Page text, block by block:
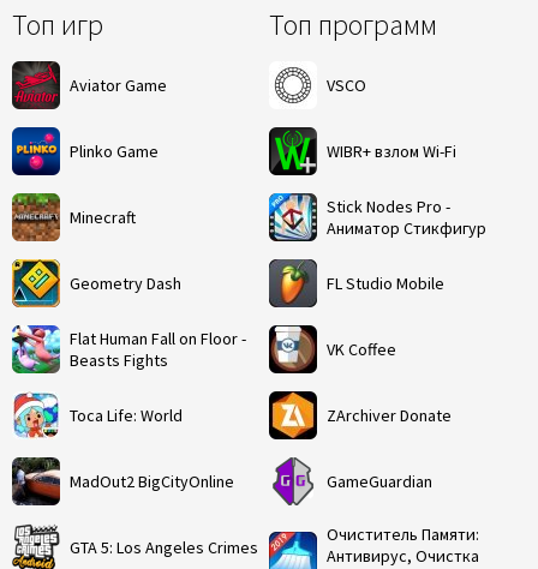
Топ игр
Aviator Game
Plinko Game
Minecraft
Geometry Dash
Flat Human Fall on Floor -
Beasts Fights
Toca Life: World
MadOut2 BigCityOnline
GTA 5: Los Angeles Crimes
Топ программ
VSCO
WIBR+ взлом Wi-Fi
Stick Nodes Pro -
Аниматор Стикфигур
FL Studio Mobile
VK Coffee
ZArchiver Donate
GameGuardian
Очиститель Памяти:
Антивирус, Очистка